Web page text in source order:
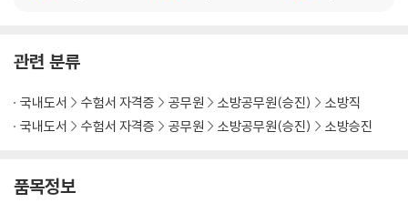
제5편 위험물안전관리법
제1장 총칙
제2장 위험물시설의 설치 및 변경
제5장 감독 및 조치명령
관련 분류
국내도서 수험서 자격증 공무원 소방공무원(승진)
소방직
국내도서
수험서 자격증 공무원 소방공무원(승진) 소방승진
품목정보